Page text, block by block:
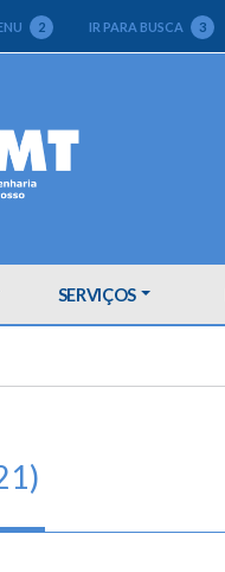
2 IR PARA BUSCA 3
SERVIÇOS